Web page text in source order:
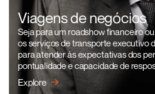
Viagens de negócios
Seja para um roadshow financeiro
os serviços de transporte executivo
para atender às expectativas dos
pontualidade e capacidade de
Explore